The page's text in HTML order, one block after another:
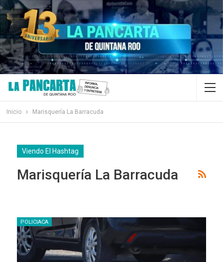
Inicio Marisquería La Barracuda
Viendo El Hashtag
Marisquería La Barracuda
POLICIACA